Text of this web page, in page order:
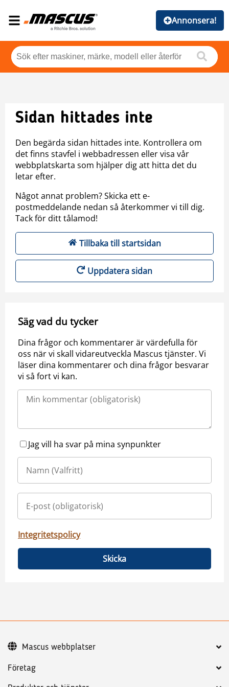
Annonsera!
Sidan hittades inte
Den begärda sidan hittades inte. Kontrollera om
det finns stavfel i webbadressen eller visa vår
webbplatskarta som hjälper dig att hitta det du
letar efter.
Något annat problem? Skicka ett e-
postmeddelande nedan så återkommer vi till dig.
Tack för ditt tålamod!
Tillbaka till startsidan
Uppdatera sidan
Säg vad du tycker
Dina frågor och kommentarer är värdefulla för
oss när vi skall vidareutveckla Mascus tjänster. Vi
läser dina kommentarer och dina frågor besvarar
vi så fort vi kan.
Jag vill ha svar på mina synpunkter
Integritetspolicy
Skicka
Företag
Mascus webbplatser